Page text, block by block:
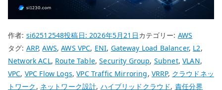
作者: si62512548投稿日:2026年5月21日カテゴリー: AWS
タグ: ARP,AWS,AWS VPC, ENI, Gateway Load Balancer, L2,
Network ACL, Route Table,Security Group, Subnet,VLAN,
VPC, VPC Flow Logs,VPC Traffic Mirroring, VRRP, クラウドネッ
トワーク , ネットワーク設計, ハイブリッドクラウド, 責任分界